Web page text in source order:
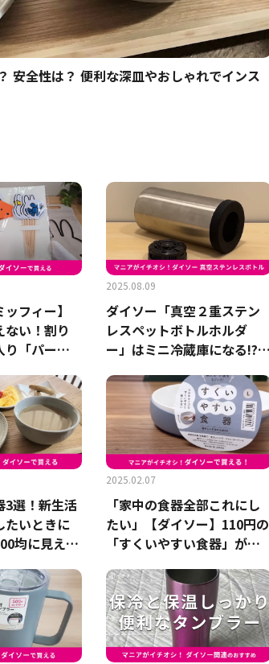
安全性は？ 便利な深皿やおしゃれでインス
フィー】
い！割り
り「パーテ
2025.08.09
ダイソー「真空２重ステン
レスペットボトルホルダ
ー」はミニ冷蔵庫になる!?実
3選！新生活
たいときに
均に見えな
2025.02.07
「家中の食器全部これにし
たい」【ダイソー】110円の
「すくいやすい食器」が便